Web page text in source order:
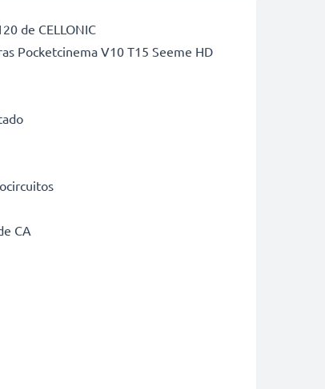
de CELLONIC
Pocketcinema V10 T15 Seeme HD
CA